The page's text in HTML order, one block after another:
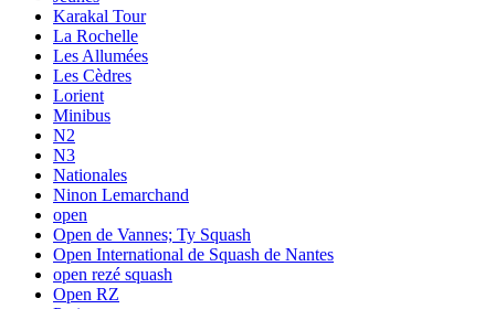
Karakal Tour
La Rochelle
Les Allumées
Les Cèdres
Lorient
Minibus
N2
N3
Nationales
Ninon Lemarchand
open
Open de Vannes; Ty Squash
Open International de Squash de Nantes
open rezé squash
Open RZ